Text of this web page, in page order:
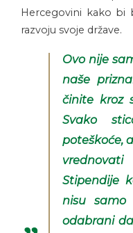
Hercegovini kako bi
razvoju svoje države.
Ovo nije
naše
činite kroz
Svako
poteškoće,
Stipendije
nisu samo
odabrani